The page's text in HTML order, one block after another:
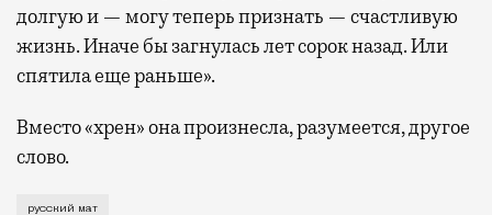
долгую и — могу теперь признать — счастливую
жизнь. Иначе бы загнулась лет сорок назад. Или
спятила еще раньше».
Вместо «хрен» она произнесла, разумеется, другое
слово.
Она была искусствоведом, специалистом по
русский мат